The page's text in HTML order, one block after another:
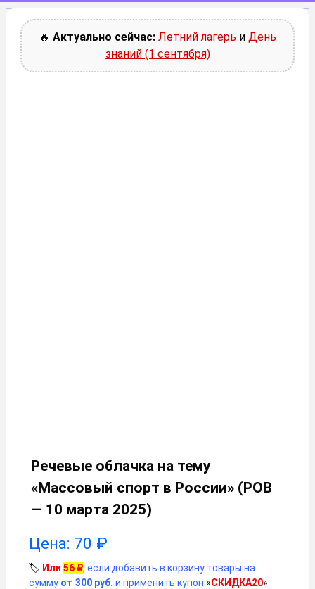
🔥 Актуально сейчас: Летний лагерь и День
знаний (1 сентября)
Речевые облачка на тему
«Массовый спорт в России» (РОВ
— 10 марта 2025)
Цена: 70 ₽
🏷️ Или 56 ₽, если добавить в корзину товары на
сумму от 300 руб. и применить купон «СКИДКА20»